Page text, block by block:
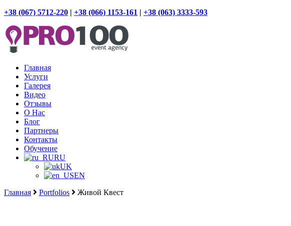
+38 (067) 5712-220 | +38 (066) 1153-161 | +38 (063) 3333-593
Главная
Услуги
Галерея
Видео
Отзывы
О Нас
Блог
Партнеры
Контакты
Обучение
RU
UK
EN
Главная
Portfolios Живой Квест